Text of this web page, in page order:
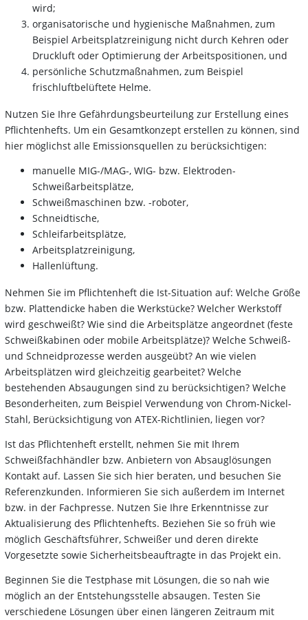
wird;
organisatorische und hygienische Maßnahmen, zum
Beispiel Arbeitsplatzreinigung nicht durch Kehren oder
Druckluft oder Optimierung der Arbeitspositionen, und
persönliche Schutzmaßnahmen, zum Beispiel
frischluftbelüftete Helme.
Nutzen Sie Ihre Gefährdungsbeurteilung zur Erstellung eines
Pflichtenhefts. Um ein Gesamtkonzept erstellen zu können, sind
hier möglichst alle Emissionsquellen zu berücksichtigen:
manuelle MIG-/MAG-, WIG- bzw. Elektroden-
Schweißarbeitsplätze,
Schweißmaschinen bzw. -roboter,
Schneidtische,
Schleifarbeitsplätze,
Arbeitsplatzreinigung,
Hallenlüftung.
Nehmen Sie im Pflichtenheft die Ist-Situation auf: Welche Größe
bzw. Plattendicke haben die Werkstücke? Welcher Werkstoff
wird geschweißt? Wie sind die Arbeitsplätze angeordnet (feste
Schweißkabinen oder mobile Arbeitsplätze)? Welche Schweiß-
und Schneidprozesse werden ausgeübt? An wie vielen
Arbeitsplätzen wird gleichzeitig gearbeitet? Welche
bestehenden Absaugungen sind zu berücksichtigen? Welche
Besonderheiten, zum Beispiel Verwendung von Chrom-Nickel-
Stahl, Berücksichtigung von ATEX-Richtlinien, liegen vor?
Ist das Pflichtenheft erstellt, nehmen Sie mit Ihrem
Schweißfachhändler bzw. Anbietern von Absauglösungen
Kontakt auf. Lassen Sie sich hier beraten, und besuchen Sie
Referenzkunden. Informieren Sie sich außerdem im Internet
bzw. in der Fachpresse. Nutzen Sie Ihre Erkenntnisse zur
Aktualisierung des Pflichtenhefts. Beziehen Sie so früh wie
möglich Geschäftsführer, Schweißer und deren direkte
Vorgesetzte sowie Sicherheitsbeauftragte in das Projekt ein.
Beginnen Sie die Testphase mit Lösungen, die so nah wie
möglich an der Entstehungsstelle absaugen. Testen Sie
verschiedene Lösungen über einen längeren Zeitraum mit